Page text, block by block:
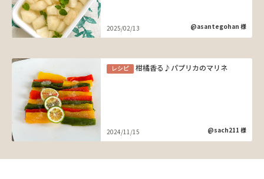
2025/02/13 @asantegohan 様
レシピ 柑橘香る♪パプリカのマリネ
2024/11/15 @sach211 様